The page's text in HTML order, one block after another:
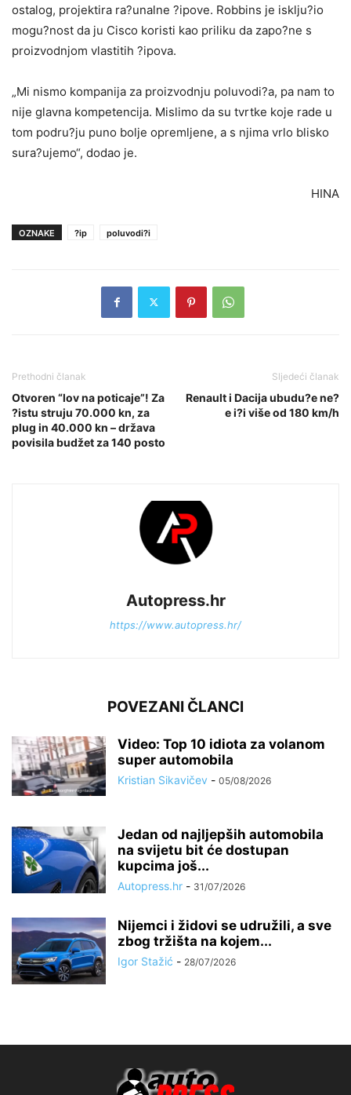
ostalog, projektira ra?unalne ?ipove. Robbins je isklju?io
mogu?nost da ju Cisco koristi kao priliku da zapo?ne s
proizvodnjom vlastitih ?ipova.
„Mi nismo kompanija za proizvodnju poluvodi?a, pa nam to
nije glavna kompetencija. Mislimo da su tvrtke koje rade u
tom podru?ju puno bolje opremljene, a s njima vrlo blisko
sura?ujemo“, dodao je.
HINA
OZNAKE ?ip poluvodi?i
Prethodni članak
Otvoren “lov na poticaje”! Za
?istu struju 70.000 kn, za
plug in 40.000 kn – država
povisila budžet za 140 posto
Sljedeći članak
Renault i Dacija ubudu?e ne?
e i?i više od 180 km/h
Autopress.hr
https://www.autopress.hr/
POVEZANI ČLANCI
Video: Top 10 idiota za volanom
super automobila
Kristian Sikavičev - 05/08/2026
Jedan od najljepših automobila
na svijetu bit će dostupan
kupcima još...
Autopress.hr - 31/07/2026
Nijemci i židovi se udružili, a sve
zbog tržišta na kojem...
Igor Stažić - 28/07/2026